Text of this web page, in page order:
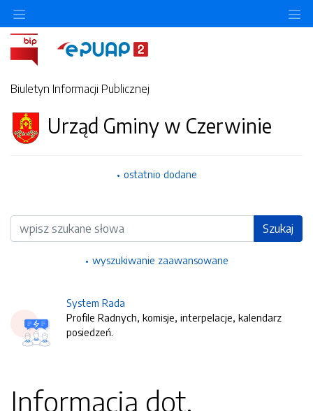
Biuletyn Informacji Publicznej
Urząd Gminy w Czerwinie
ostatnio dodane
Wyszukiwarka Szukaj
wyszukiwanie zaawansowane
System Rada
Profile Radnych, komisje, interpelacje, kalendarz
posiedzeń.
Informacja dot.